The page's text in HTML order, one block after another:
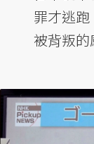
罪才逃
被背叛的